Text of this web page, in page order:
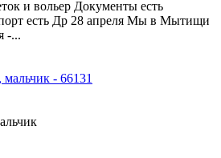
и вольер Документы есть
есть Др 28 апреля Мы в Мытищи
-...